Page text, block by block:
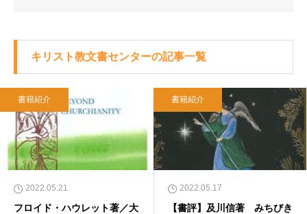
キリスト教文書センターの記事一覧
書籍紹介
2022.05.21
フロイド・ハウレット著／大
書籍紹介
2022.05.17
【書評】及川信著 みちびき